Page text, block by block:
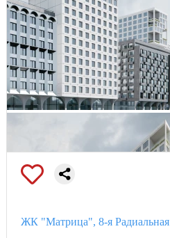
ЖК "Матрица", 8-я Радиальная